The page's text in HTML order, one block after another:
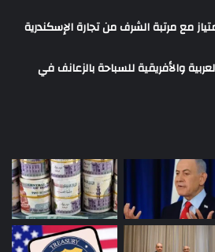
مع مرتبة الشرف من تجارة الإسكندرية
والأفريقية للسباحة بالزعانف في